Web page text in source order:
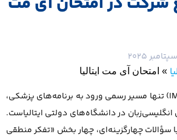
» امتحان آی مت ایتالیا
امتحان آی مت ایتالیا (IMAT) تنها مسیر رسمی ورود به برنامه‌های پزشکی،
در دانشگاه‌های دولتی ایتالیاست.
دقیقه‌ای با سؤالات چهارگزینه‌ای، چهار بخش «تفکر منطقی